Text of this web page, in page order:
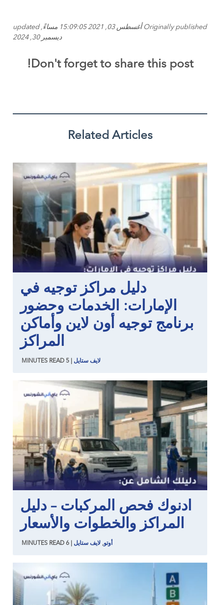
Originally published أغسطس 03, 2021 15:09:05 مساءً, updated
ديسمبر 30, 2024
Don't forget to share this post!
Related Articles
دليل مراكز توجيه في
الإمارات: الخدمات وحضور
برنامج توجيه أون لاين وأماكن
المراكز
لايف ستايل 5
MINUTES READ
ادنوك فحص المركبات – دليل
المراكز والخطوات والأسعار
أوتو, لايف ستايل 6
MINUTES READ